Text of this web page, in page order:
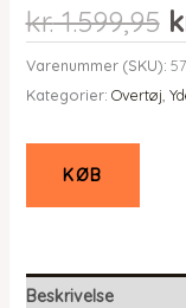
kr.1.599,95
Varenummer (SKU):
Kategorier: Overtøj
KØB
Beskrivelse